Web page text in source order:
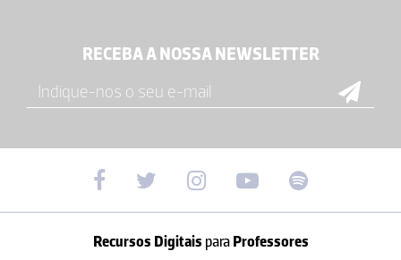
RECEBA A NOSSA NEWSLETTER
Recursos Digitais paraProfessores